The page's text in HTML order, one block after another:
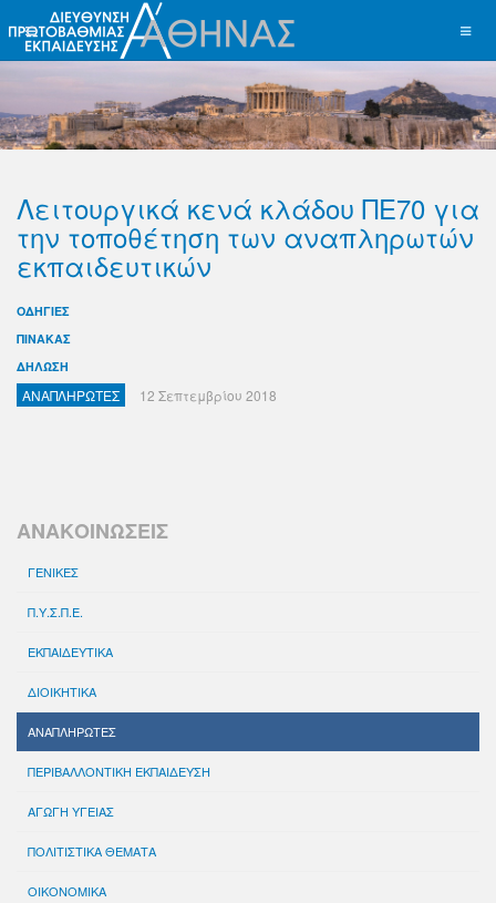
Λειτουργικά κενά κλάδου ΠΕ70 για
την τοποθέτηση των αναπληρωτών
εκπαιδευτικών
ΟΔΗΓΙΕΣ
ΠΙΝΑΚΑΣ
ΔΗΛΩΣΗ
ΑΝΑΠΛΗΡΩΤΕΣ 12 Σεπτεμβρίου 2018
ΑΝΑΚΟΙΝΩΣΕΙΣ
ΓΕΝΙΚΕΣ
Π.Υ.Σ.Π.Ε.
ΕΚΠΑΙΔΕΥΤΙΚΑ
ΔΙΟΙΚΗΤΙΚΑ
ΑΝΑΠΛΗΡΩΤΕΣ
ΠΕΡΙΒΑΛΛΟΝΤΙΚΗ ΕΚΠΑΙΔΕΥΣΗ
ΑΓΩΓΗ ΥΓΕΙΑΣ
ΠΟΛΙΤΙΣΤΙΚΑ ΘΕΜΑΤΑ
ΟΙΚΟΝΟΜΙΚΑ